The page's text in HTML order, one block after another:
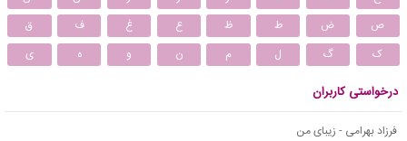
ص
ض ط ظ ع غ ف
ق
ک
گ ل م ن و ه ی
درخواستی کاربران
فرزاد بهرامی - زیبای من